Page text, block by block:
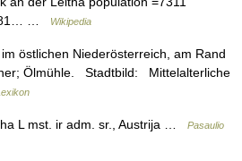
…
Wikipedia
östlichen Niederösterreich, am Rand
Ölmühle. Stadtbild: Mittelalterliche
L mst. ir adm. sr., Austrija …
Pasaulio